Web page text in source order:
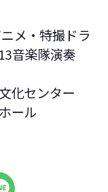
メ・特撮ドラ
音楽隊演奏
化センター
ール